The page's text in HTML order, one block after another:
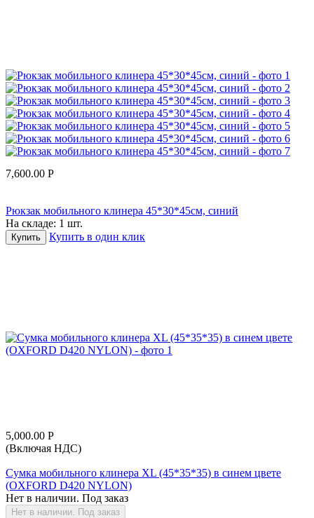
7,600.00 Р
Рюкзак мобильного клинера 45*30*45см, синий
На складе: 1 шт.
Купить Купить в один клик
5,000.00 Р
(Включая НДС)
Сумка мобильного клинера XL (45*35*35) в синем цвете
(OXFORD D420 NYLON)
Нет в наличии. Под заказ
Нет в наличии. Под заказ